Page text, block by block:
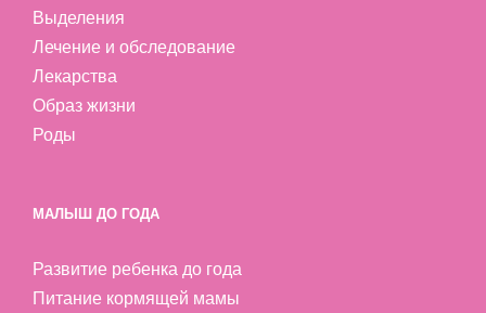
Выделения
Лечение и обследование
Лекарства
Образ жизни
Роды
МАЛЫШ ДО ГОДА
Развитие ребенка до года
Питание кормящей мамы